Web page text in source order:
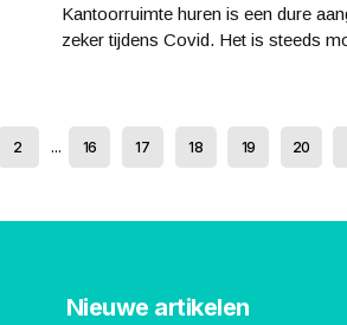
Kantoorruimte huren is een dure
zeker tijdens Covid. Het is steeds
2 ... 16 17 18 19 20
Nieuwe artikelen